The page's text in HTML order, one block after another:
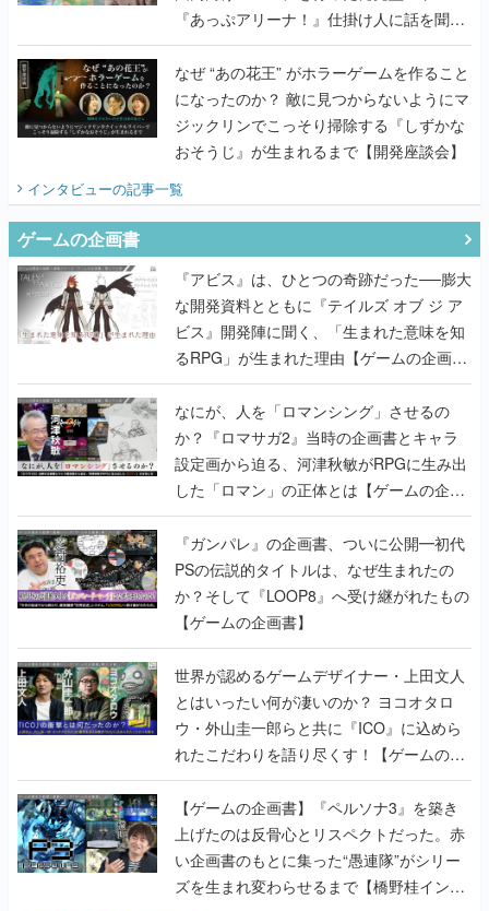
『あっぷアリーナ！』仕掛け人に話を聞い
てみた
なぜ “あの花王” がホラーゲームを作ること
になったのか？ 敵に見つからないようにマ
ジックリンでこっそり掃除する『しずかな
おそうじ』が生まれるまで【開発座談会】
インタビューの記事一覧
ゲームの企画書
『アビス』は、ひとつの奇跡だった──膨大
な開発資料とともに『テイルズ オブ ジ ア
ビス』開発陣に聞く、「生まれた意味を知
るRPG」が生まれた理由【ゲームの企画
書】
なにが、人を「ロマンシング」させるの
か？『ロマサガ2』当時の企画書とキャラ
設定画から迫る、河津秋敏がRPGに生み出
した「ロマン」の正体とは【ゲームの企画
書】
『ガンパレ』の企画書、ついに公開━初代
PSの伝説的タイトルは、なぜ生まれたの
か？そして『LOOP8』へ受け継がれたもの
【ゲームの企画書】
世界が認めるゲームデザイナー・上田文人
とはいったい何が凄いのか？ ヨコオタロ
ウ・外山圭一郎らと共に『ICO』に込めら
れたこだわりを語り尽くす！【ゲームの企
画書】
【ゲームの企画書】『ペルソナ3』を築き
上げたのは反骨心とリスペクトだった。赤
い企画書のもとに集った“愚連隊”がシリー
ズを生まれ変わらせるまで【橋野桂インタ